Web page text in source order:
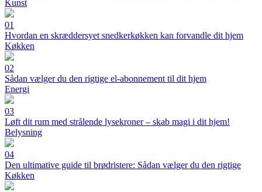
Kunst
01
Hvordan en skræddersyet snedkerkøkken kan forvandle dit hjem
Køkken
02
Sådan vælger du den rigtige el-abonnement til dit hjem
Energi
03
Løft dit rum med strålende lysekroner – skab magi i dit hjem!
Belysning
04
Den ultimative guide til brødristere: Sådan vælger du den rigtige
Køkken